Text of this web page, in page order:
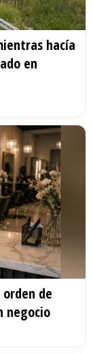
hacía
en
de
negocio